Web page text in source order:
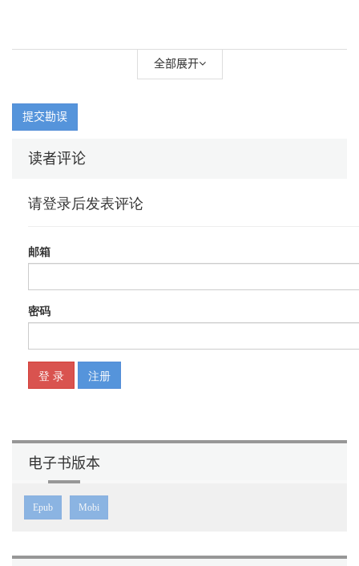
全部展开
提交勘误
读者评论
电子书版本
Epub Mobi